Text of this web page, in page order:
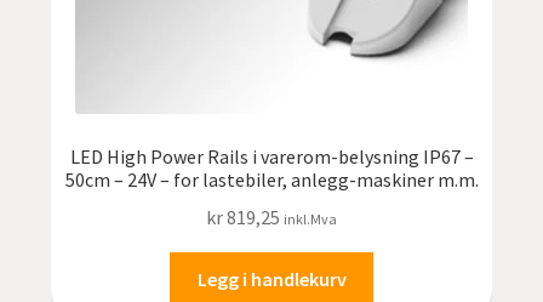
LED High Power Rails i varerom-belysning IP67 –
50cm – 24V – for lastebiler, anlegg-maskiner m.m.
kr819,25 inkl.Mva
Legg i handlekurv